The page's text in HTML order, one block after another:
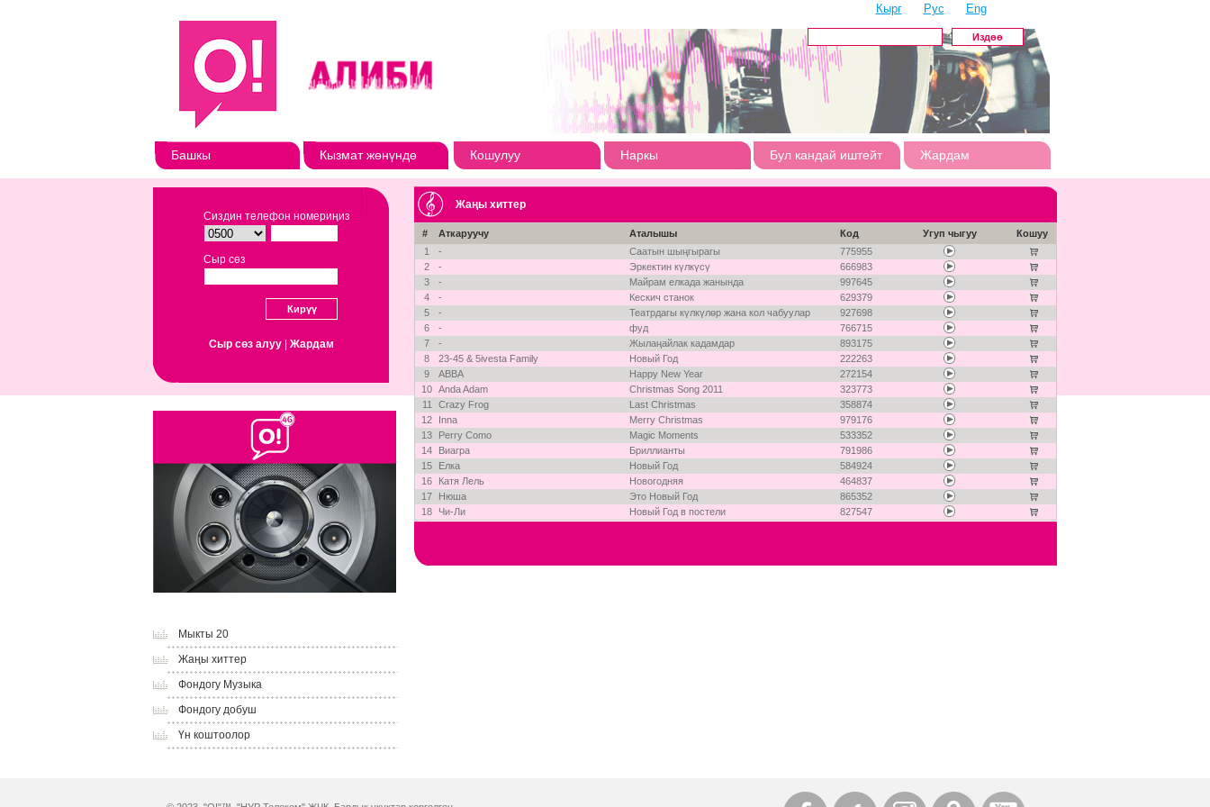
Кырг Рус Eng
Башкы Кызмат жөнүндө Кошулуу Наркы Бул кандай иштейт Жардам
Сиздин телефон номериңиз
Сыр сөз
Сыр сөз алуу| Жардам
Мыкты 20
Жаңы хиттер
Фондогу Музыка
Фондогу добуш
Үн коштоолор
Жаңы хиттер
# Аткаруучу Аталышы Код Угуп чыгуу
Кошуу
1
- Саатын шыңгырагы
775955
2
- Эркектин күлкүсү
666983
3
- Майрам елкада жанында
997645
4
- Кескич станок
629379
5
- Театрдагы күлкүлөр жана кол чабуулар
927698
6
- фуд
766715
7
- Жылаңайлак кадамдар
893175
8
23-45 & 5ivesta Family Новый Год
222263
9
ABBA Happy New Year
272154
10 Anda Adam Christmas Song 2011
323773
11
Crazy Frog Last Christmas
358874
12
Inna Merry Christmas
979176
13
Perry Como Magic Moments
533352
14
Виагра Бриллианты
791986
15
Елка Новый Год
584924
16
Катя Лель Новогодняя
464837
17
Нюша Это Новый Год
865352
18
Чи-Ли Новый Год в постели 827547